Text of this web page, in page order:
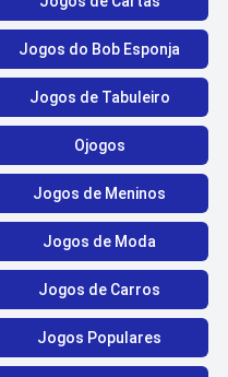
Jogos do Bob Esponja
Jogos de Tabuleiro
Ojogos
Jogos de Meninos
Jogos de Moda
Jogos de Carros
Jogos Populares